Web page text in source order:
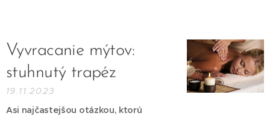
Vyvracanie mýtov:
stuhnutý trapéz
19.11.2023
Asi najčastejšou otázkou, ktorú